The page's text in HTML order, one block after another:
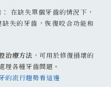
： 在缺失單個牙齒的情況下，
失的牙齒，恢復咬合功能和
治療方法 ，可用於修復損壞的
理各種牙齒問題。
的流行趨勢看這邊